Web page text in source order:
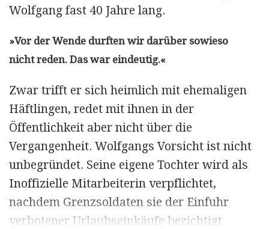
Wolfgang fast 40 Jahre lang.
»Vor der Wende durften wir darüber sowieso
nicht reden. Das war eindeutig.«
Zwar trifft er sich heimlich mit ehemaligen
Häftlingen, redet mit ihnen in der
Öffentlichkeit aber nicht über die
Vergangenheit. Wolfgangs Vorsicht ist nicht
unbegründet. Seine eigene Tochter wird als
Inoffizielle Mitarbeiterin verpflichtet,
nachdem Grenz­soldaten sie der Einfuhr
verbotener Urlaubseinkäufe bezichtigt